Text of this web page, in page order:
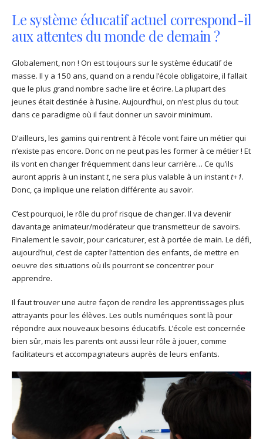
Le système éducatif actuel correspond-il
aux attentes du monde de demain ?
Globalement, non ! On est toujours sur le système éducatif de
masse. Il y a 150 ans, quand on a rendu l’école obligatoire, il fallait
que le plus grand nombre sache lire et écrire. La plupart des
jeunes était destinée à l’usine. Aujourd’hui, on n’est plus du tout
dans ce paradigme où il faut donner un savoir minimum.
D’ailleurs, les gamins qui rentrent à l’école vont faire un métier qui
n’existe pas encore. Donc on ne peut pas les former à ce métier ! Et
ils vont en changer fréquemment dans leur carrière… Ce qu’ils
auront appris à un instantt, ne sera plus valable à un instantt+1.
Donc, ça implique une relation différente au savoir.
C’est pourquoi, le rôle du prof risque de changer. Il va devenir
davantage animateur/modérateur que transmetteur de savoirs.
Finalement le savoir, pour caricaturer, est à portée de main. Le défi,
aujourd’hui, c’est de capter l’attention des enfants, de mettre en
oeuvre des situations où ils pourront se concentrer pour
apprendre.
Il faut trouver une autre façon de rendre les apprentissages plus
attrayants pour les élèves. Les outils numériques sont là pour
répondre aux nouveaux besoins éducatifs. L’école est concernée
bien sûr, mais les parents ont aussi leur rôle à jouer, comme
facilitateurs et accompagnateurs auprès de leurs enfants.